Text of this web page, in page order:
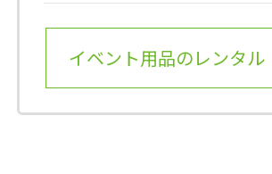
イベント用品のレンタル